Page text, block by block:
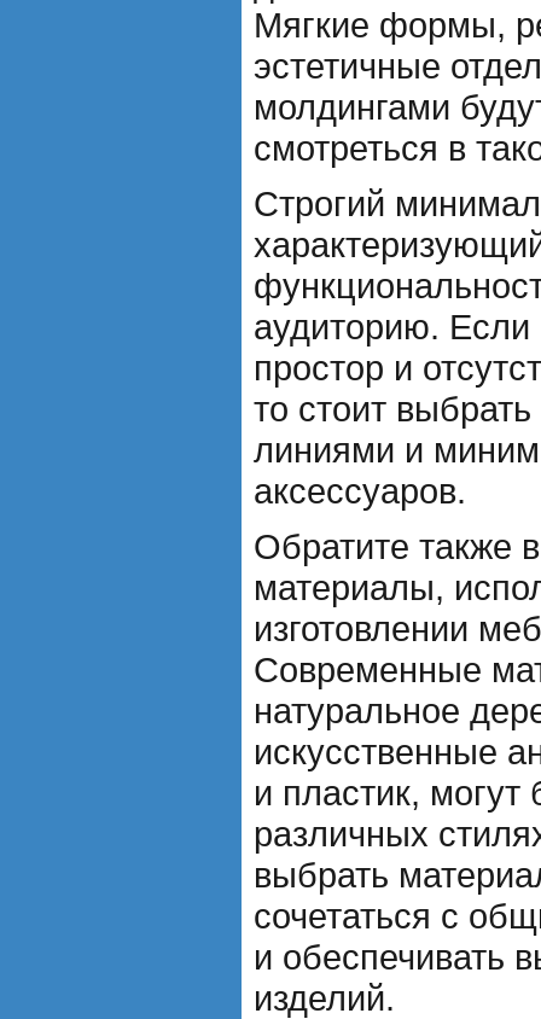
Мягкие формы,
эстетичные
молдингами
смотреться в
Строгий
аудиторию. Если
простор и
то стоит
линиями и
аксессуаров.
Обратите также
материалы,
изготовлении
Современные
натуральное
искусственные
и пластик,
различных
выбрать
сочетаться с
и обеспечивать
изделий.